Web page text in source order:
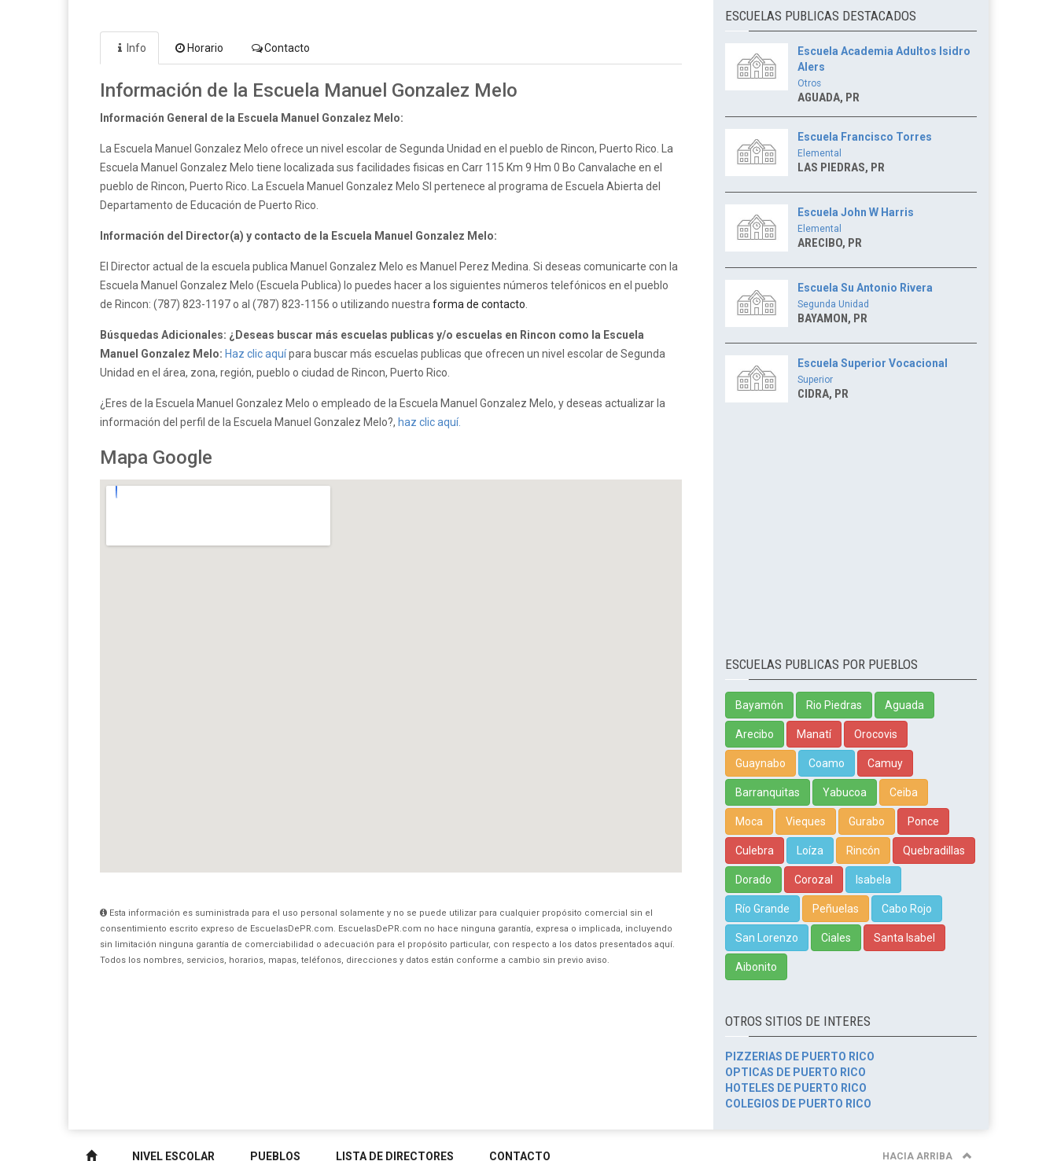
Info Horario Contacto
Información de la Escuela Manuel Gonzalez Melo
Información General de la Escuela Manuel Gonzalez Melo:
La Escuela Manuel Gonzalez Melo ofrece un nivel escolar de Segunda Unidad en el pueblo de Rincon, Puerto Rico. La
Escuela Manuel Gonzalez Melo tiene localizada sus facilidades fisicas en Carr 115 Km 9 Hm 0 Bo Canvalache en el
pueblo de Rincon, Puerto Rico. La Escuela Manuel Gonzalez Melo SI pertenece al programa de Escuela Abierta del
Departamento de Educación de Puerto Rico.
Información del Director(a) y contacto de la Escuela Manuel Gonzalez Melo:
El Director actual de la escuela publica Manuel Gonzalez Melo es Manuel Perez Medina. Si deseas comunicarte con la
Escuela Manuel Gonzalez Melo (Escuela Publica) lo puedes hacer a los siguientes números telefónicos en el pueblo
de Rincon: (787) 823-1197 o al (787) 823-1156 o utilizando nuestra forma de contacto
Búsquedas Adicionales: ¿Deseas buscar más escuelas publicas y/o escuelas en Rincon como la Escuela
Manuel Gonzalez Melo: Haz clic aquípara buscar más escuelas publicas que ofrecen un nivel escolar de Segunda
Unidad en el área, zona, región, pueblo o ciudad de Rincon, Puerto Rico.
¿Eres de la Escuela Manuel Gonzalez Melo o empleado de la Escuela Manuel Gonzalez Melo, y deseas actualizar la
información del perfil de la Escuela Manuel Gonzalez Melo?, haz clic aquí.
Mapa Google
Esta información es suministrada para el uso personal solamente y no se puede utilizar para cualquier propósito comercial sin el
consentimiento escrito expreso de EscuelasDePR.com. EscuelasDePR.com no hace ninguna garantía, expresa o implicada, incluyendo
sin limitación ninguna garantía de comerciabilidad o adecuación para el propósito particular, con respecto a los datos presentados aquí.
Todos los nombres, servicios, horarios, mapas, teléfonos, direcciones y datos están conforme a cambio sin previo aviso.
ESCUELAS PUBLICAS DESTACADOS
Escuela Academia Adultos Isidro
Alers
Otros
AGUADA, PR
Escuela Francisco Torres
Elemental
LAS PIEDRAS, PR
Escuela John W Harris
Elemental
ARECIBO, PR
Escuela Su Antonio Rivera
Segunda Unidad
BAYAMON, PR
Escuela Superior Vocacional
Superior
CIDRA, PR
ESCUELAS PUBLICAS POR PUEBLOS
Bayamón Rio Piedras Aguada
Arecibo Manatí Orocovis
Guaynabo Coamo Camuy
Barranquitas Yabucoa Ceiba
Moca Vieques Gurabo Ponce
Culebra Loíza Rincón Quebradillas
Dorado Corozal Isabela
Río Grande Peñuelas Cabo Rojo
San Lorenzo Ciales Santa Isabel
Aibonito
OTROS SITIOS DE INTERES
PIZZERIAS DE PUERTO RICO
OPTICAS DE PUERTO RICO
HOTELES DE PUERTO RICO
COLEGIOS DE PUERTO RICO
NIVEL ESCOLAR PUEBLOS LISTA DE DIRECTORES CONTACTO HACIA ARRIBA